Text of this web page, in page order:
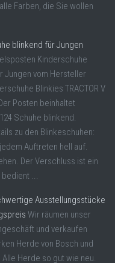
Farben, die Sie wollen
blinkend für Jungen
Kinderschuhe
Jungen vom Hersteller
Blinkies TRACTOR V
Posten beinhaltet
Schuhe blinkend.
zu den Blinkeschuhen:
Auftreten hell auf.
Der Verschluss ist ein
...
Ausstellungsstücke
Wir räumen unser
und verkaufen
Herde von Bosch und
Alle Herde so gut wie neu.